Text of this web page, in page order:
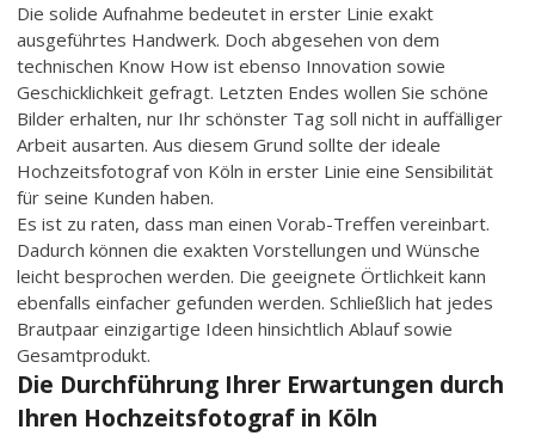
Die solide Aufnahme bedeutet in erster Linie exakt
ausgeführtes Handwerk. Doch abgesehen von dem
technischen Know How ist ebenso Innovation sowie
Geschicklichkeit gefragt. Letzten Endes wollen Sie schöne
Bilder erhalten, nur Ihr schönster Tag soll nicht in auffälliger
Arbeit ausarten. Aus diesem Grund sollte der ideale
Hochzeitsfotograf von Köln in erster Linie eine Sensibilität
für seine Kunden haben.
Es ist zu raten, dass man einen Vorab-Treffen vereinbart.
Dadurch können die exakten Vorstellungen und Wünsche
leicht besprochen werden. Die geeignete Örtlichkeit kann
ebenfalls einfacher gefunden werden. Schließlich hat jedes
Brautpaar einzigartige Ideen hinsichtlich Ablauf sowie
Gesamtprodukt.
Die Durchführung Ihrer Erwartungen durch
Ihren Hochzeitsfotograf in Köln